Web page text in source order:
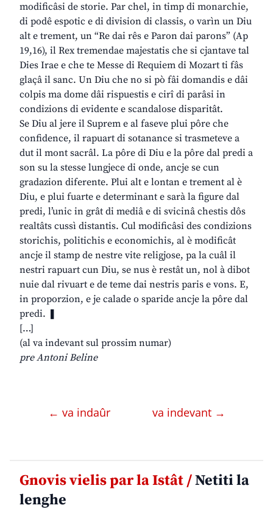
modificâsi de storie. Par chel, in timp di monarchie,
di podê espotic e di division di classis, o varìn un Diu
alt e trement, un “Re dai rês e Paron dai parons” (Ap
19,16), il Rex tremendae majestatis che si cjantave tal
Dies Irae e che te Messe di Requiem di Mozart ti fâs
glaçâ il sanc. Un Diu che no si pò fâi domandis e dâi
colpis ma dome dâi rispuestis e cirî di parâsi in
condizions di evidente e scandalose disparitât.
Se Diu al jere il Suprem e al faseve plui pôre che
confidence, il rapuart di sotanance si trasmeteve a
dut il mont sacrâl. La pôre di Diu e la pôre dal predi a
son su la stesse lungjece di onde, ancje se cun
gradazion diferente. Plui alt e lontan e trement al è
Diu, e plui fuarte e determinant e sarà la figure dal
predi, l’unic in grât di mediâ e di svicinâ chestis dôs
realtâts cussì distantis. Cul modificâsi des condizions
storichis, politichis e economichis, al è modificât
ancje il stamp de nestre vite religjose, pa la cuâl il
nestri rapuart cun Diu, se nus è restât un, nol à dibot
nuie dal rivuart e de teme dai nestris paris e vons. E,
in proporzion, e je calade o sparide ancje la pôre dal
predi. ❚
[…]
(al va indevant sul prossim numar)
pre Antoni Beline
← va indaûr va indevant →
Gnovis vielis par la Istât /Netiti la
lenghe